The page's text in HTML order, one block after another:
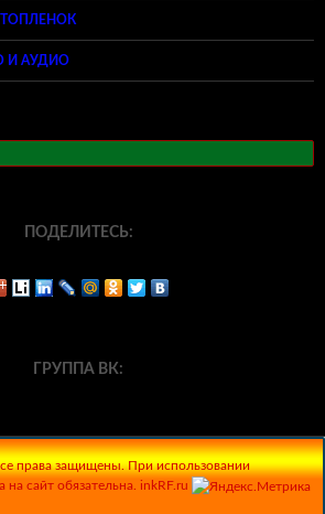
И АУДИО
ПОДЕЛИТЕСЬ:
ГРУППА ВК:
права защищены. При использовании
на сайт обязательна. inkRF.ru